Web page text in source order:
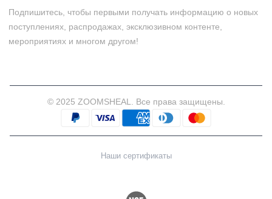
Подпишитесь, чтобы первыми получать информацию о новых
поступлениях, распродажах, эксклюзивном контенте,
мероприятиях и многом другом!
© 2025 ZOOMSHEAL. Все права защищены.
Наши сертификаты